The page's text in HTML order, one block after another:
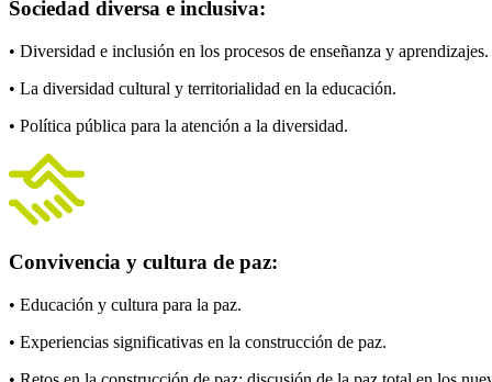
Sociedad diversa e inclusiva:
• Diversidad e inclusión en los procesos de enseñanza y aprendizajes.
• La diversidad cultural y territorialidad en la educación.
• Política pública para la atención a la diversidad.
Convivencia y cultura de paz:
• Educación y cultura para la paz.
• Experiencias significativas en la construcción de paz.